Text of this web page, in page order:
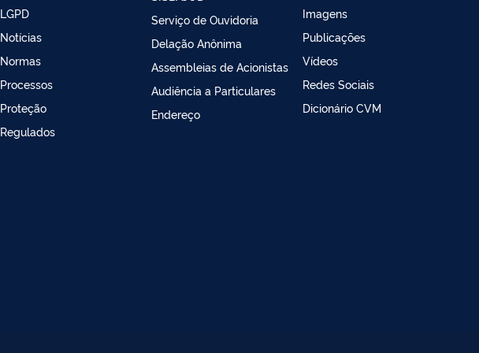
LGPD
Notícias
Normas
Processos
Proteção
Regulados
Serviço de Ouvidoria
Delação Anônima
Assembleias de Acionistas
Audiência a Particulares
Endereço
Imagens
Publicações
Vídeos
Redes Sociais
Dicionário CVM